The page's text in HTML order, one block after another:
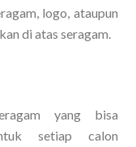
logo, ataupun
di atas seragam.
yang bisa
setiap calon